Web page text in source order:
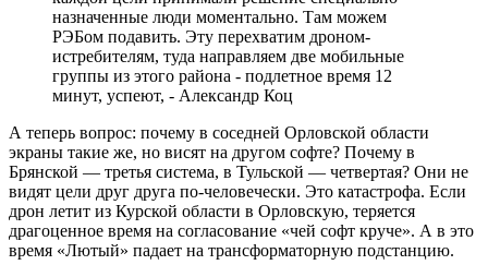
назначенные люди моментально. Там можем
РЭБом подавить. Эту перехватим дроном-
истребителям, туда направляем две мобильные
группы из этого района - подлетное время 12
минут, успеют, - Александр Коц
А теперь вопрос: почему в соседней Орловской области
экраны такие же, но висят на другом софте? Почему в
Брянской — третья система, в Тульской — четвертая? Они не
видят цели друг друга по-человечески. Это катастрофа. Если
дрон летит из Курской области в Орловскую, теряется
драгоценное время на согласование «чей софт круче». А в это
время «Лютый» падает на трансформаторную подстанцию.